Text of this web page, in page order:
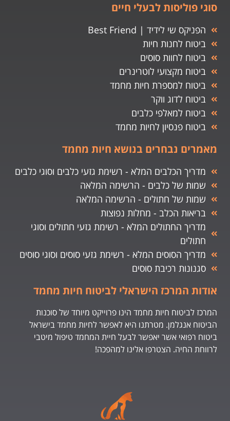
סוגי פוליסות לבעלי חיים
הפניקס שי לידיד | Best Friend
ביטוח לחנות חיות
ביטוח לחוות סוסים
ביטוח מקצועי לוטרינרים
ביטוח למספרת חיות מחמד
ביטוח לדוג ווקר
ביטוח למאלפי כלבים
ביטוח פנסיון לחיות מחמד
מאמרים נבחרים בנושא חיות מחמד
מדריך הכלבים המלא - רשימת גזעי כלבים וסוגי כלבים
שמות של כלבים - הרשימה המלאה
שמות של חתולים - הרשימה המלאה
בריאות הכלב - מחלות נפוצות
מדריך החתולים המלא - רשימת גזעי חתולים וסוגי
חתולים
מדריך הסוסים המלא - רשימת גזעי סוסים וסוגי סוסים
סגנונות רכיבת סוסים
אודות המרכז הישראלי לביטוח חיות מחמד
המרכז לביטוח חיות מחמד הינו פרוייקט מיוחד של סוכנות
הביטוח אנגלמן. מטרתנו היא לאפשר לחיות מחמד בישראל
ביטוח רפואי אשר יאפשר לבעל חיית המחמד טיפול מיטבי
לרווחת החיה. הצטרפו אלינו למהפכה!